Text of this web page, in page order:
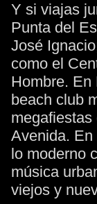
Y si viajas
Punta del
José
como el
Hombre. En
beach club
Avenida. En
lo moderno
música
viejos y